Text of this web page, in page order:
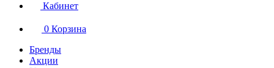
Кабинет
0 Корзина
Бренды
Акции